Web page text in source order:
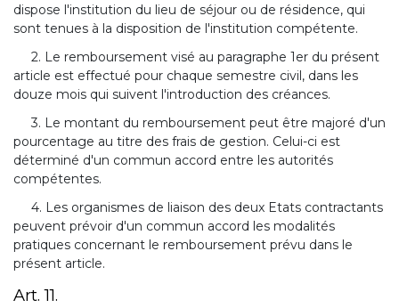
dispose l'institution du lieu de séjour ou de résidence, qui
sont tenues à la disposition de l'institution compétente.
2. Le remboursement visé au paragraphe 1er du présent
article est effectué pour chaque semestre civil, dans les
douze mois qui suivent l'introduction des créances.
3. Le montant du remboursement peut être majoré d'un
pourcentage au titre des frais de gestion. Celui-ci est
déterminé d'un commun accord entre les autorités
compétentes.
4. Les organismes de liaison des deux Etats contractants
peuvent prévoir d'un commun accord les modalités
pratiques concernant le remboursement prévu dans le
présent article.
Art. 11.